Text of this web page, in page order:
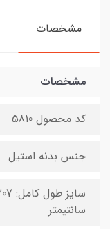
مشخصات
مشخصات
کد محصول 5810
جنس بدنه استیل
سانتیمتر